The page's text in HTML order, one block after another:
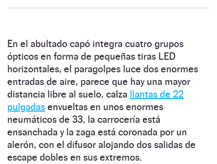
En el abultado capó integra cuatro grupos
ópticos en forma de pequeñas tiras LED
horizontales, el paragolpes luce dos enormes
entradas de aire, parece que hay una mayor
distancia libre al suelo, calza llantas de 22
pulgadas envueltas en unos enormes
neumáticos de 33, la carrocería está
ensanchada y la zaga está coronada por un
alerón, con el difusor alojando dos salidas de
escape dobles en sus extremos.